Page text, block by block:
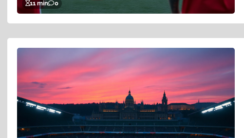
11 min 0